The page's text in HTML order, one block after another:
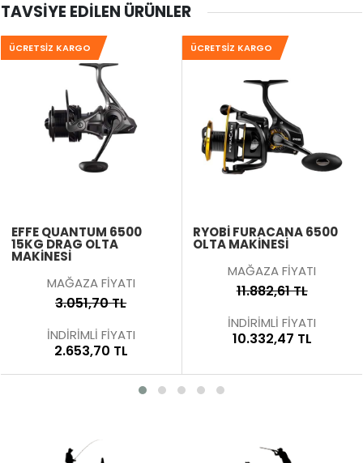
TAVSIYE EDILEN ÜRÜNLER
ÜCRETSIZ KARGO
EFFE QUANTUM 6500
15KG DRAG OLTA
MAKINESI
MAĞAZA FİYATI
3.051,70 TL
İNDİRİMLİ FİYATI
2.653,70 TL
ÜCRETSIZ KARGO
RYOBI FURACANA 6500
OLTA MAKINESI
MAĞAZA FİYATI
11.882,61 TL
İNDİRİMLİ FİYATI
10.332,47 TL